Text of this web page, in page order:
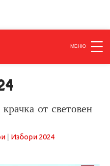
МЕНЮ
от световен
| Избори 2024